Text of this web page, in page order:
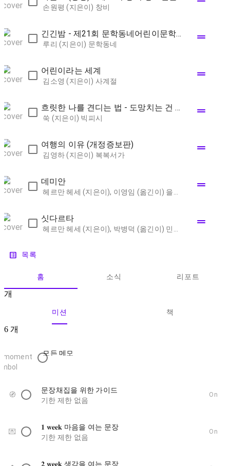
손원평 (지은이) 창비
긴긴밤 - 제21회 문학동네어린이문학상 대상 수상작
루리 (지은이) 문학동네 drag_handle
어린이라는 세계
김소영 (지은이) 사계절 drag_handle
흐릿한 나를 견디는 법 - 도망치는 건 새로운 세계를 발견하는 일일 테니
쑥 (지은이) 빅피시 drag_handle
여행의 이유 (개정증보판)
김영하 (지은이) 복복서가 drag_handle
데미안
헤르만 헤세 (지은이), 이영임 (옮긴이) 을유문화사 drag_handle
싯다르타
헤르만 헤세 (지은이), 박병덕 (옮긴이) 민음사 drag_handle
list_alt 목록
홈 소식 리포트
개
미션 책
6 개
모든 메모
🧭
문장채집을 위한 가이드
기한 제한 없음
On
💌
𝟏 𝐰𝐞𝐞𝐤 마음을 여는 문장
기한 제한 없음
On
𝟐 𝐰𝐞𝐞𝐤 생각을 여는 문장